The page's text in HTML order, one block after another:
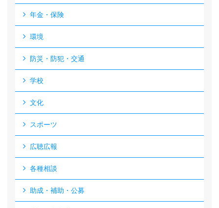
年金・保険
環境
防災・防犯・交通
学校
文化
スポーツ
広聴広報
各種相談
助成・補助・公募